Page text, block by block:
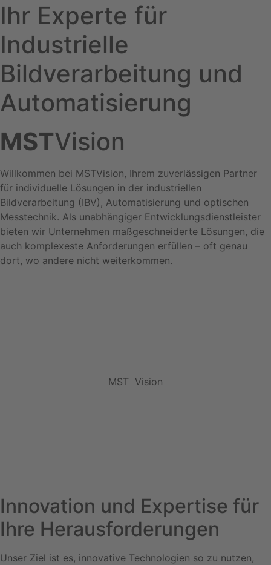
Ihr Experte für
Industrielle
Bildverarbeitung und
Automatisierung
MSTVision
Willkommen bei MSTVision, Ihrem zuverlässigen Partner
für individuelle Lösungen in der industriellen
Bildverarbeitung (IBV), Automatisierung und optischen
Messtechnik. Als unabhängiger Entwicklungsdienstleister
bieten wir Unternehmen maßgeschneiderte Lösungen, die
auch komplexeste Anforderungen erfüllen – oft genau
dort, wo andere nicht weiterkommen.
MST Vision
Innovation und Expertise für
Ihre Herausforderungen
Unser Ziel ist es, innovative Technologien so zu nutzen,